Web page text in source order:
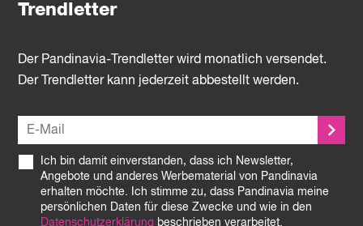
Trendletter
Der Pandinavia-Trendletter wird monatlich versendet.
Der Trendletter kann jederzeit abbestellt werden.
Ich bin damit einverstanden, dass ich Newsletter,
Angebote und anderes Werbematerial von Pandinavia
erhalten möchte. Ich stimme zu, dass Pandinavia meine
persönlichen Daten für diese Zwecke und wie in den
Datenschutzerklärung beschrieben verarbeitet.